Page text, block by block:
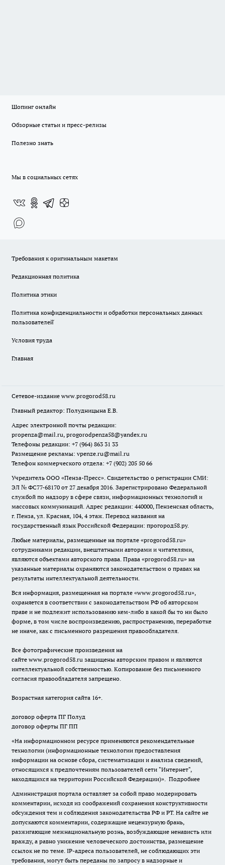
Шопинг онлайн
Обзорные статьи и пресс-релизы
Полезно знать
Мы в социальных сетях
Требования к оригинальным макетам
Редакционная политика
Политика этики
Политика конфиденциальности и обработки персональных данных
пользователей̆
Условия труда
Главная
Сетевое-издание www.progorod58.ru
Главный редактор: Полудницына Е.В.
Адрес электронной почты редакции:
propenza@mail.ru, progorodpenza58@yandex.ru
Телефоны редакции: +7 (964) 863 31 33
Размещение рекламы: vpenze.ru@mail.ru
Телефон коммерческого отдела: +7 (902) 205 50 66
Учредитель ООО «Пенза-Пресс». Свидетельство о регистрации СМИ:
ЭЛ № ФС77-68170 от 27 декабря 2016. Зарегистрировано Федеральной
службой по надзору в сфере связи, информационных технологий и
массовых коммуникаций. Адрес редакции: 440000, Пензенская область,
г. Пенза, ул. Красная, 104, 4 этаж. Перевод названия на
государственный язык Российской Федерации: прогород58.ру.
Любые материалы, размещенные на портале «progorod58.ru»
сотрудниками редакции, внештатными авторами и читателями,
являются объектами авторского права. Права «progorod58.ru» на
указанные материалы охраняются законодательством о правах на
результаты интеллектуальной деятельности.
Вся информация, размещенная на портале «www.progorod58.ru»,
охраняется в соответствии с законодательством РФ об авторском
праве и не подлежит использованию кем-либо в какой бы то ни было
форме, в том числе воспроизведению, распространению, переработке
не иначе, как с письменного разрешения правообладателя.
Все фотографические произведения на
сайте www.progorod58.ru защищены авторским правом и являются
интеллектуальной собственностью. Копирование без письменного
согласия правообладателя запрещено.
Возрастная категория сайта 16+.
договор оферта ПГ Полуд
договор оферты ПГ ПП
«На информационном ресурсе применяются рекомендательные
технологии (информационные технологии предоставления
информации на основе сбора, систематизации и анализа сведений,
относящихся к предпочтениям пользователей сети "Интернет",
находящихся на территории Российской Федерации)». Подробнее
Администрация портала оставляет за собой право модерировать
комментарии, исходя из соображений сохранения конструктивности
обсуждения тем и соблюдения законодательства РФ и РТ. На сайте не
допускаются комментарии, содержащие нецензурную брань,
разжигающие межнациональную рознь, возбуждающие ненависть или
вражду, а равно унижение человеческого достоинства, размещение
ссылок не по теме. IP-адреса пользователей, не соблюдающих эти
требования, могут быть переданы по запросу в надзорные и